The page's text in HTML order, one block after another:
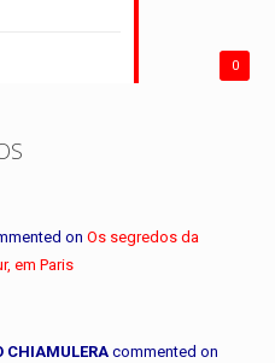
0
on Os segredos da
em Paris
CHIAMULERA commented on